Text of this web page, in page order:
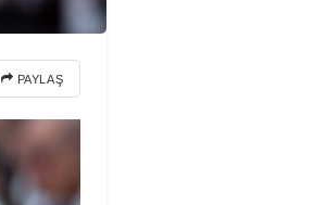
PAYLAŞ